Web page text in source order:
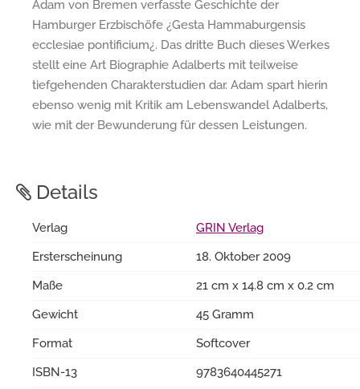
Adam von Bremen verfasste Geschichte der
Hamburger Erzbischöfe ¿Gesta Hammaburgensis
ecclesiae pontificium¿. Das dritte Buch dieses Werkes
stellt eine Art Biographie Adalberts mit teilweise
tiefgehenden Charakterstudien dar. Adam spart hierin
ebenso wenig mit Kritik am Lebenswandel Adalberts,
wie mit der Bewunderung für dessen Leistungen.
Details
Verlag
GRIN Verlag
Ersterscheinung
18. Oktober 2009
Maße
21 cm x 14.8 cm x 0.2 cm
Gewicht
45 Gramm
Format
Softcover
ISBN-13
9783640445271